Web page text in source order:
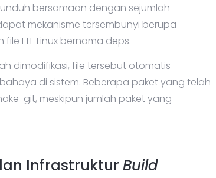
bersamaan dengan sejumlah
mekanisme tersembunyi berupa
ELF Linux bernama deps.
dimodifikasi, file tersebut otomatis
di sistem. Beberapa paket yang telah
git, meskipun jumlah paket yang
Infrastruktur Build